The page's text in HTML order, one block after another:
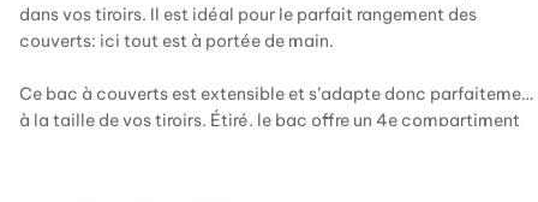
dans vos tiroirs. Il est idéal pour le parfait rangement des
couverts: ici tout est à portée de main.
Ce bac à couverts est extensible et s’adapte donc parfaitement
à la taille de vos tiroirs. Étiré, le bac offre un 4e compartiment